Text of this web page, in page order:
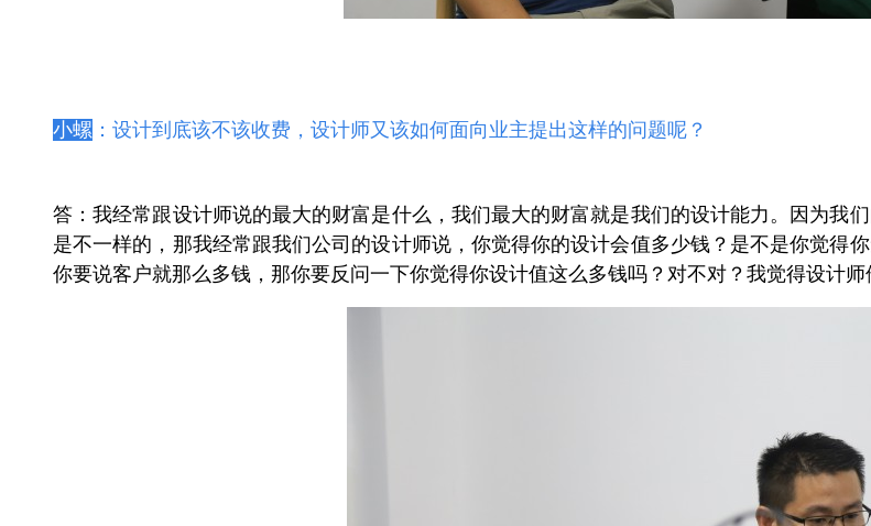
小螺 ： 设计到底该不该收费，设计师又该如何面向业主提出这样的问题呢？
答：我经常跟设计师说的最大的财富是什么，我们最大的财富就是我们的设计能力。因为我
是不一样的，那我经常跟我们公司的设计师说，你觉得你的设计会值多少钱？是不是你觉得
你要说客户就那么多钱，那你要反问一下你觉得你设计值这么多钱吗？对不对？我觉得设计师